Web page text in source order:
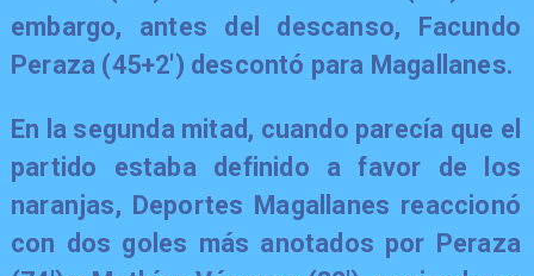
embargo, antes del descanso, Facundo
Peraza (45+2′) descontó para Magallanes.
En la segunda mitad, cuando parecía que el
partido estaba definido a favor de los
naranjas, Deportes Magallanes reaccionó
con dos goles más anotados por Peraza